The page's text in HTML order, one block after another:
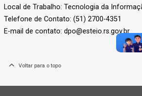
Local de Trabalho: Tecnologia da
Telefone de Contato: (51) 2700-4351
E-mail de contato: dpo@esteio.rs.gov.br
Voltar para o topo